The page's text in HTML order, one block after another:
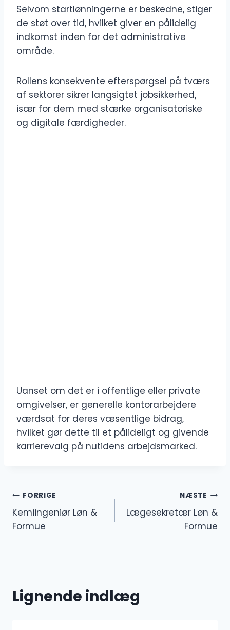
Selvom startlønningerne er beskedne, stiger
de støt over tid, hvilket giver en pålidelig
indkomst inden for det administrative
område.
Rollens konsekvente efterspørgsel på tværs
af sektorer sikrer langsigtet jobsikkerhed,
især for dem med stærke organisatoriske
og digitale færdigheder.
Uanset om det er i offentlige eller private
omgivelser, er generelle kontorarbejdere
værdsat for deres væsentlige bidrag,
hvilket gør dette til et pålideligt og givende
karrierevalg på nutidens arbejdsmarked.
Indlægsnavigation
FORRIGE
Kemiingeniør Løn &
Formue
NÆSTE
Lægesekretær Løn &
Formue
Lignende indlæg